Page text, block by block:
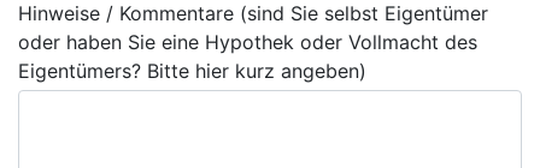
Hinweise / Kommentare (sind Sie selbst Eigentümer
oder haben Sie eine Hypothek oder Vollmacht des
Eigentümers? Bitte hier kurz angeben)